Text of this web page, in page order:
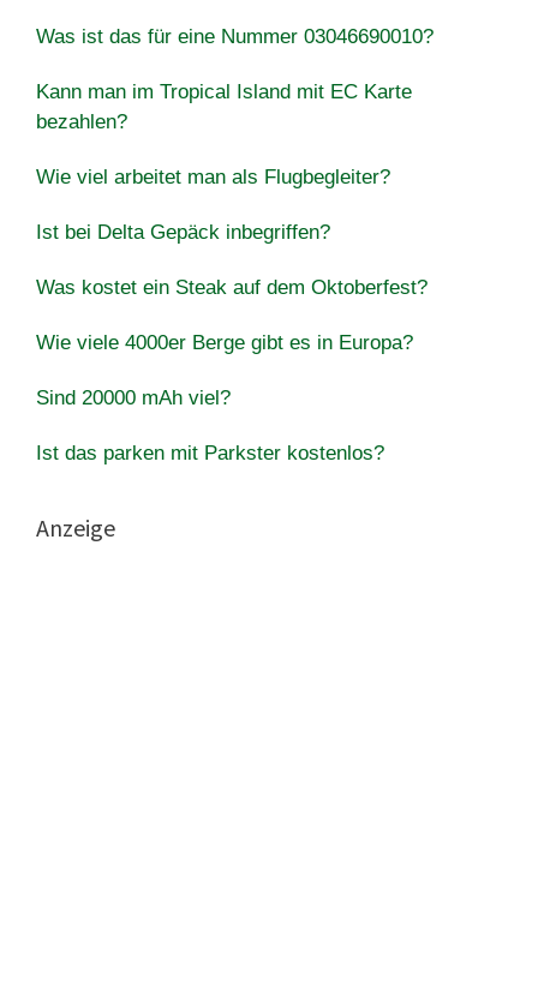
Was ist das für eine Nummer 03046690010?
Kann man im Tropical Island mit EC Karte
bezahlen?
Wie viel arbeitet man als Flugbegleiter?
Ist bei Delta Gepäck inbegriffen?
Was kostet ein Steak auf dem Oktoberfest?
Wie viele 4000er Berge gibt es in Europa?
Sind 20000 mAh viel?
Ist das parken mit Parkster kostenlos?
Anzeige